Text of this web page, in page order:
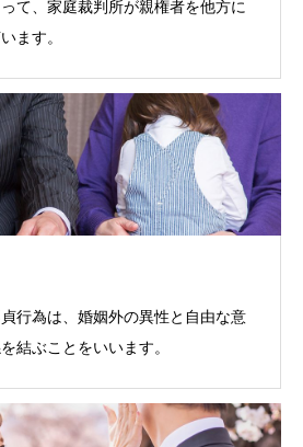
て、家庭裁判所が親権者を他方に
ます。
行為は、婚姻外の異性と自由な意
結ぶことをいいます。